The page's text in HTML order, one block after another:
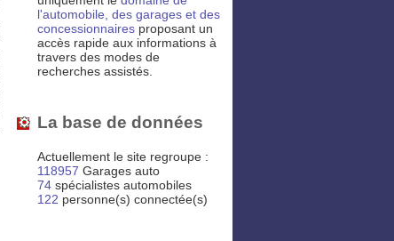
l'automobile, des garages et des
concessionnaires proposant un
accès rapide aux informations à
travers des modes de
recherches assistés.
La base de données
Actuellement le site regroupe :
118957 Garages auto
74 spécialistes automobiles
122 personne(s) connectée(s)